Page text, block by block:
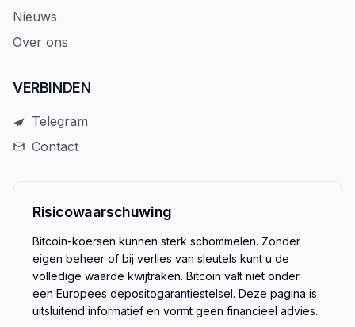
Nieuws
Over ons
VERBINDEN
Telegram
Contact
Risicowaarschuwing
Bitcoin-koersen kunnen sterk schommelen. Zonder
eigen beheer of bij verlies van sleutels kunt u de
volledige waarde kwijtraken. Bitcoin valt niet onder
een Europees depositogarantiestelsel. Deze pagina is
uitsluitend informatief en vormt geen financieel advies.